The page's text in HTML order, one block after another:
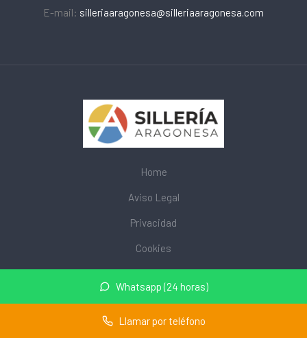
Whatsapp (24 horas)
Llamar por teléfono
E-mail: silleriaaragonesa@silleriaaragonesa.com
Home
Aviso Legal
Privacidad
Cookies
© 2026 mobiliarioescolar.site · Web de mobiliario escolar cerca